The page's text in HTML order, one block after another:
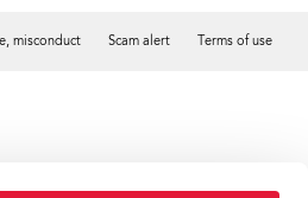
misconduct Scam alert Terms of use